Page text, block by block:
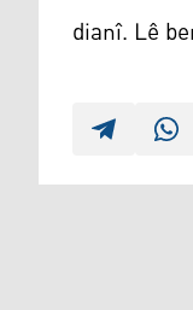
dianî. Lê